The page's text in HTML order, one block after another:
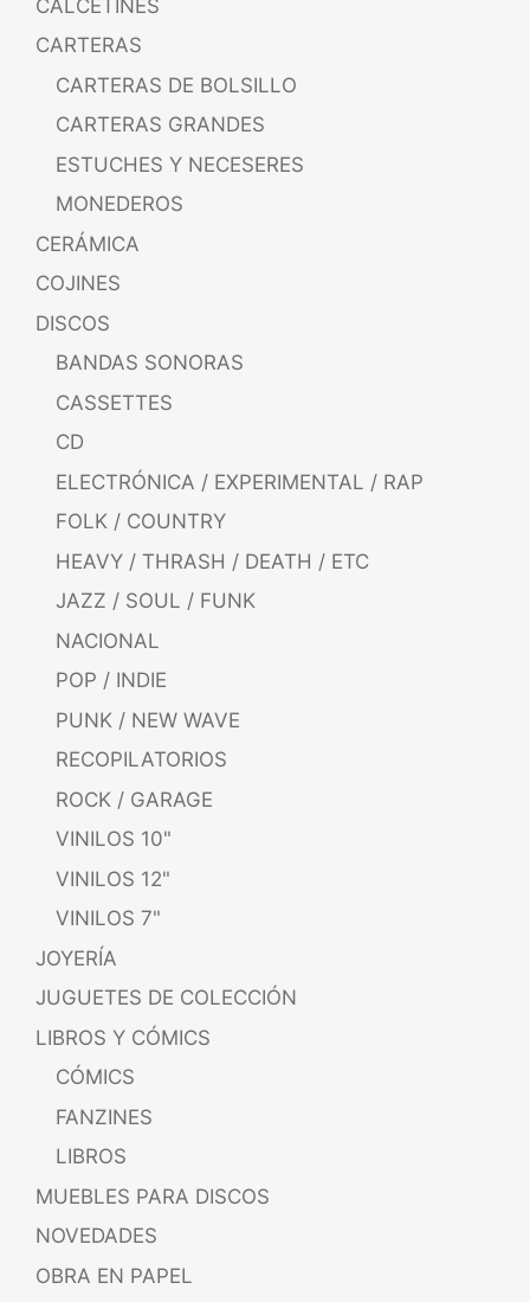
CALCETINES
CARTERAS
CARTERAS DE BOLSILLO
CARTERAS GRANDES
ESTUCHES Y NECESERES
MONEDEROS
CERÁMICA
COJINES
DISCOS
BANDAS SONORAS
CASSETTES
CD
ELECTRÓNICA / EXPERIMENTAL / RAP
FOLK / COUNTRY
HEAVY / THRASH / DEATH / ETC
JAZZ / SOUL / FUNK
NACIONAL
POP / INDIE
PUNK / NEW WAVE
RECOPILATORIOS
ROCK / GARAGE
VINILOS 10"
VINILOS 12"
VINILOS 7"
JOYERÍA
JUGUETES DE COLECCIÓN
LIBROS Y CÓMICS
CÓMICS
FANZINES
LIBROS
MUEBLES PARA DISCOS
NOVEDADES
OBRA EN PAPEL